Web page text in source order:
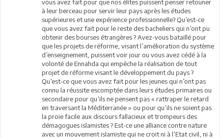
vous avez fait pour que nos élites puissent penser retouner
à leur berceau pour servir leur pays après les études
supérieures et une expérience professionnelle? Qu’est-ce
que vous avez fait pour le reste des bacheliers qui n’ont pu
obtenir des bourses étrangères ? Avez-vous bataillé pour
que les projets de réforme, visant l’amélioration du système
d’enseignement, puissent voir jour ou vous avez cédé à la
volonté de Ennahda qui empêche la réalisation de tout
projet de réforme visant le développement du pays ?
Qu’est-ce que vous avez fait pour les jeunes qui n’ont pas
connu la réussite escomptée dans leurs études primaires ou
secondaire pour qu’ils ne pensent pas « rattraper le retard
en traversant la Méditerranée » ou pour qu’ils ne soient pas
la proie facile aux discours fallacieux et trompeurs des
démagogues islamistes ? Est-ce une alliance contre nature
avec un mouvement islamiste qui ne croit ni à l’Etat civil, ni à